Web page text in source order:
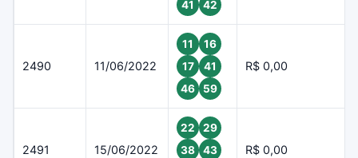
41 42
2490 11/06/2022
11
16
17
41
46
59
R$ 0,00
2491 15/06/2022
22
29
38
43
R$ 0,00